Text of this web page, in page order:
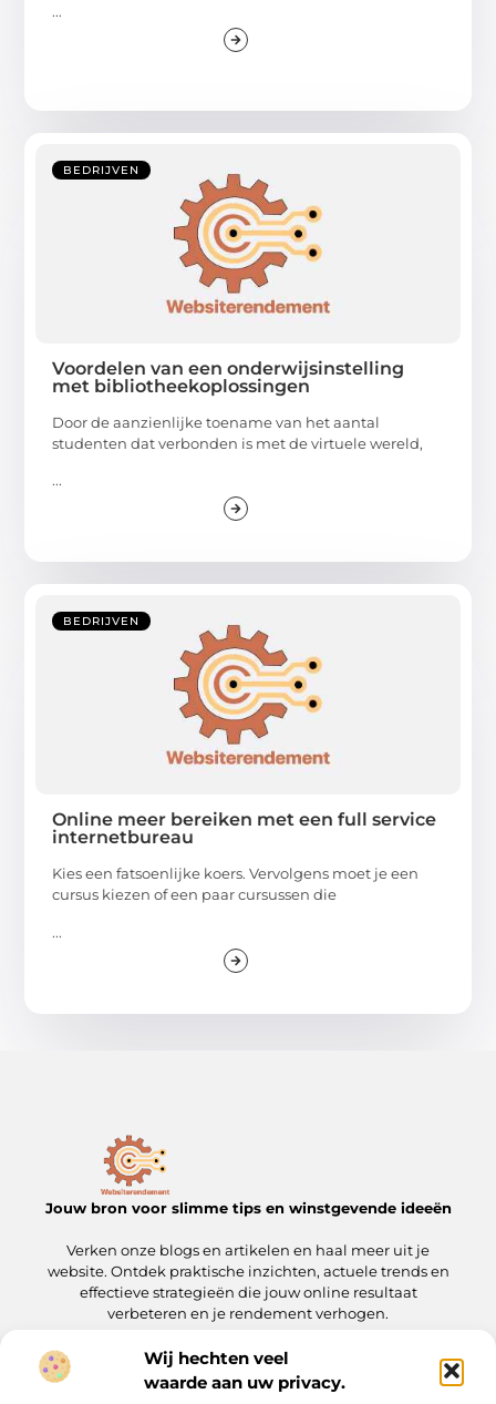
Wij hechten veel
waarde aan uw privacy.
...
BEDRIJVEN
Voordelen van een onderwijsinstelling
met bibliotheekoplossingen
Door de aanzienlijke toename van het aantal
studenten dat verbonden is met de virtuele wereld,
...
BEDRIJVEN
Online meer bereiken met een full service
internetbureau
Kies een fatsoenlijke koers. Vervolgens moet je een
cursus kiezen of een paar cursussen die
...
Jouw bron voor slimme tips en winstgevende ideeën
Verken onze blogs en artikelen en haal meer uit je
website. Ontdek praktische inzichten, actuele trends en
effectieve strategieën die jouw online resultaat
verbeteren en je rendement verhogen.
Onze informatie